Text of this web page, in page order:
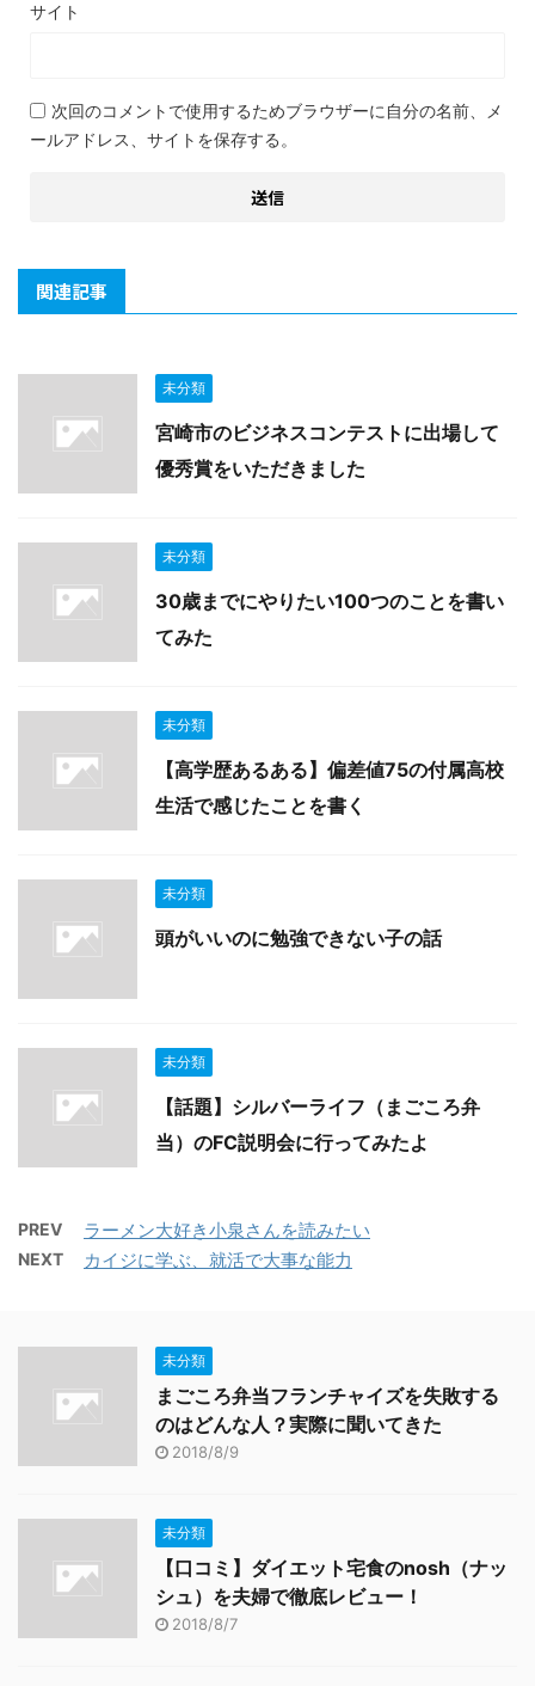
サイト
次回のコメントで使用するためブラウザーに自分の名前、メ
ールアドレス、サイトを保存する。
関連記事
未分類
宮崎市のビジネスコンテストに出場して
優秀賞をいただきました
未分類
30歳までにやりたい100つのことを書い
てみた
未分類
【高学歴あるある】偏差値75の付属高校
生活で感じたことを書く
未分類
頭がいいのに勉強できない子の話
未分類
【話題】シルバーライフ（まごころ弁
当）のFC説明会に行ってみたよ
PREV ラーメン大好き小泉さんを読みたい
NEXT カイジに学ぶ、就活で大事な能力
未分類
まごころ弁当フランチャイズを失敗する
のはどんな人？実際に聞いてきた
2018/8/9
未分類
【口コミ】ダイエット宅食のnosh（ナッ
シュ）を夫婦で徹底レビュー！
2018/8/7